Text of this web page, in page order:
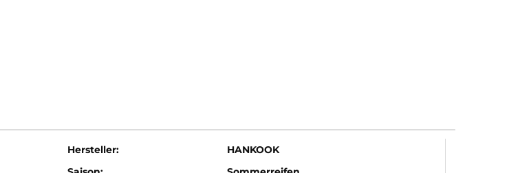
Hersteller:
HANKOOK